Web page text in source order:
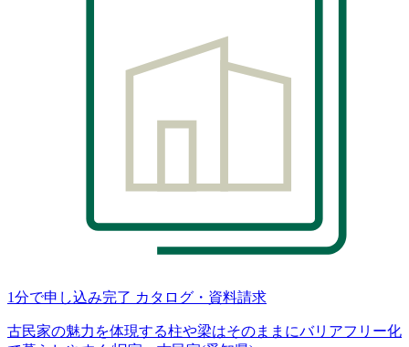
1分で申し込み完了 カタログ・資料請求
古民家の魅力を体現する柱や梁はそのままにバリアフリー化